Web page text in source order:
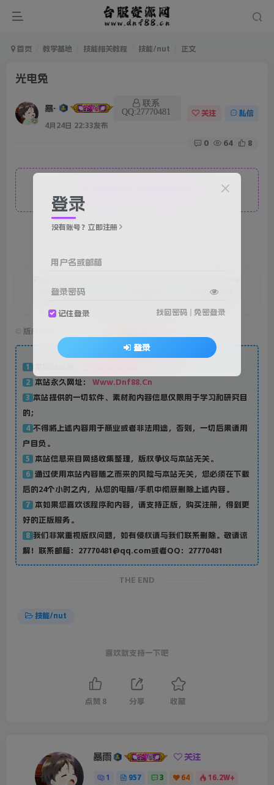
首页 教学基地 技能相关教程 技能/nut 正文
光电兔
暴雨
联系
QQ:27770481
4月24日 22:33发布
关注 私信
0 64 8
smallest acts. This is the secret of success.
版权声明
免责声明
1
2 本站永久网址： Www.Dnf88.Cn
3 本站提供的一切软件、素材和内容信息仅限用于学习和研究目
的；
4 不得将上述内容用于商业或者非法用途，否则，一切后果请用
户自负。
5 本站信息来自网络收集整理，版权争议与本站无关。
6
通过使用本站内容随之而来的风险与本站无关，您必须在下载
后的24个小时之内，从您的电脑/手机中彻底删除上述内容。
7
本如果您喜欢该程序和内容，请支持正版，购买注册，得到更
好的正版服务。
8 我们非常重视版权问题，如有侵权请与我们联系删除。敬请谅
解！联系邮箱：27770481@qq.com或者QQ：27770481
THE END
技能/nut
喜欢就支持一下吧
点赞 8 分享 收藏
暴雨 关注
1 957 3 64 16.2W+
登录
没有账号？立即注册
用户名或邮箱
登录密码
记住登录 找回密码 免密登录
登录